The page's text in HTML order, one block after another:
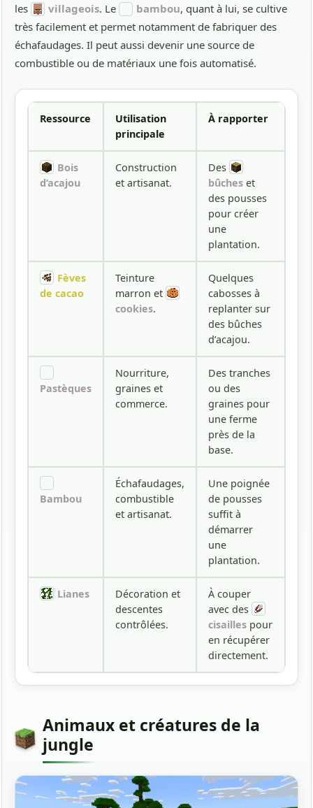
les
villageois. Le bambou, quant à lui, se cultive
très facilement et permet notamment de fabriquer des
échafaudages. Il peut aussi devenir une source de
combustible ou de matériaux une fois automatisé.
Ressource
Utilisation
principale
À rapporter
Bois
d’acajou
Construction
et artisanat.
Des
bûches et
des pousses
pour créer
une
plantation.
Fèves
de cacao
Teinture
marron et
cookies.
Quelques
cabosses à
replanter sur
des bûches
d’acajou.
Pastèques
Nourriture,
graines et
commerce.
Des tranches
ou des
graines pour
une ferme
près de la
base.
Bambou
Échafaudages,
combustible
et artisanat.
Une poignée
de pousses
suffit à
démarrer
une
plantation.
Lianes
Décoration et
descentes
contrôlées.
À couper
avec des
cisailles pour
en récupérer
directement.
Animaux et créatures de la
jungle